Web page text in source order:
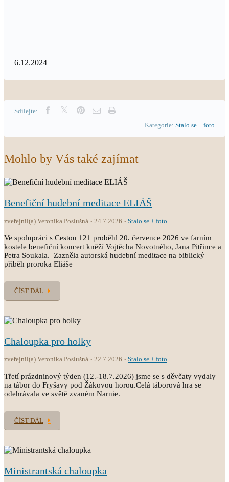
6.12.2024
Sdílejte:
Kategorie: Stalo se + foto
Mohlo by Vás také zajímat
Benefiční hudební meditace ELIÁŠ
zveřejnil(a) Veronika Poslušná 24.7.2026 Stalo se + foto
Ve spolupráci s Cestou 121 proběhl 20. července 2026 ve farním
kostele benefiční koncert kněží Vojtěcha Novotného, Jana Pitřince a
Petra Soukala. Zazněla autorská hudební meditace na biblický
příběh proroka Eliáše
ČÍST DÁL
Chaloupka pro holky
zveřejnil(a) Veronika Poslušná 22.7.2026 Stalo se + foto
Třetí prázdninový týden (12.-18.7.2026) jsme se s děvčaty vydaly
na tábor do Fryšavy pod Žákovou horou.Celá táborová hra se
odehrávala ve světě zvaném Narnie.
ČÍST DÁL
Ministrantská chaloupka